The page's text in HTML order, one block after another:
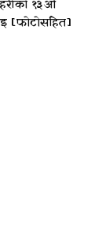
१३औं
[फोटोसहित]